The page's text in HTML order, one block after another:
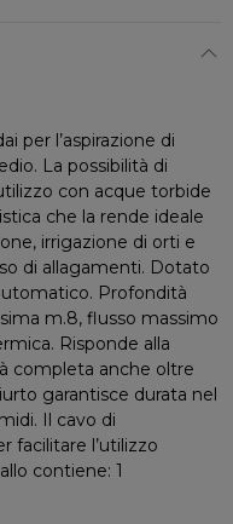
per l’aspirazione di
La possibilità di
con acque torbide
che la rende ideale
irrigazione di orti e
di allagamenti. Dotato
Profondità
m.8, flusso massimo
Risponde alla
completa anche oltre
garantisce durata nel
Il cavo di
facilitare l’utilizzo
contiene: 1